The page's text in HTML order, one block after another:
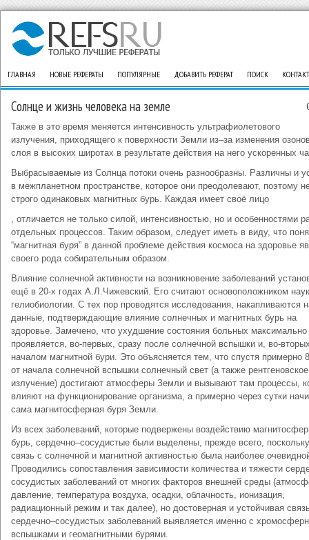
ГЛАВНАЯ НОВЫЕ РЕФЕРАТЫ ПОПУЛЯРНЫЕ ДОБАВИТЬ РЕФЕРАТ ПОИСК
Солнце и жизнь человека на земле
Также в это время меняется интенсивность ультрафиолетового
излучения, приходящего к поверхности Земли из–за изменения
слоя в высоких широтах в результате действия на него ускоренных
Выбрасываемые из Солнца потоки очень разнообразны. Различны и
в межпланетном пространстве, которое они преодолевают, поэтому
строго одинаковых магнитных бурь. Каждая имеет своё лицо
, отличается не только силой, интенсивностью, но и особенностями
отдельных процессов. Таким образом, следует иметь в виду, что
“магнитная буря” в данной проблеме действия космоса на здоровье
своего рода собирательным образом.
Влияние солнечной активности на возникновение заболеваний
ещё в 20-х годах А.Л.Чижевский. Его считают основоположником
гелиобиологии. С тех пор проводятся исследования, накапливаются
данные, подтверждающие влияние солнечных и магнитных бурь на
здоровье. Замечено, что ухудшение состояния больных максимально
проявляется, во-первых, сразу после солнечной вспышки и, во-
началом магнитной бури. Это объясняется тем, что спустя примерно
от начала солнечной вспышки солнечный свет (а также рентгеновское
излучение) достигают атмосферы Земли и вызывают там процессы,
влияют на функционирование организма, а примерно через сутки
сама магнитосферная буря Земли.
Из всех заболеваний, которые подвержены воздействию
бурь, сердечно–сосудистые были выделены, прежде всего,
связь с солнечной и магнитной активностью была наиболее
Проводились сопоставления зависимости количества и тяжести
сосудистых заболеваний от многих факторов внешней среды
давление, температура воздуха, осадки, облачность, ионизация,
радиационный режим и так далее), но достоверная и устойчивая
сердечно–сосудистых заболеваний выявляется именно с
вспышками и геомагнитными бурями.